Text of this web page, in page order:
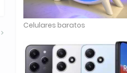
Celulares baratos